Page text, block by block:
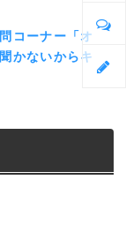
コーナー「オ
かないからキ